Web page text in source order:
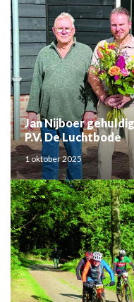
Jan Nijboer
P.V. De Luchtbode
1 oktober 2025